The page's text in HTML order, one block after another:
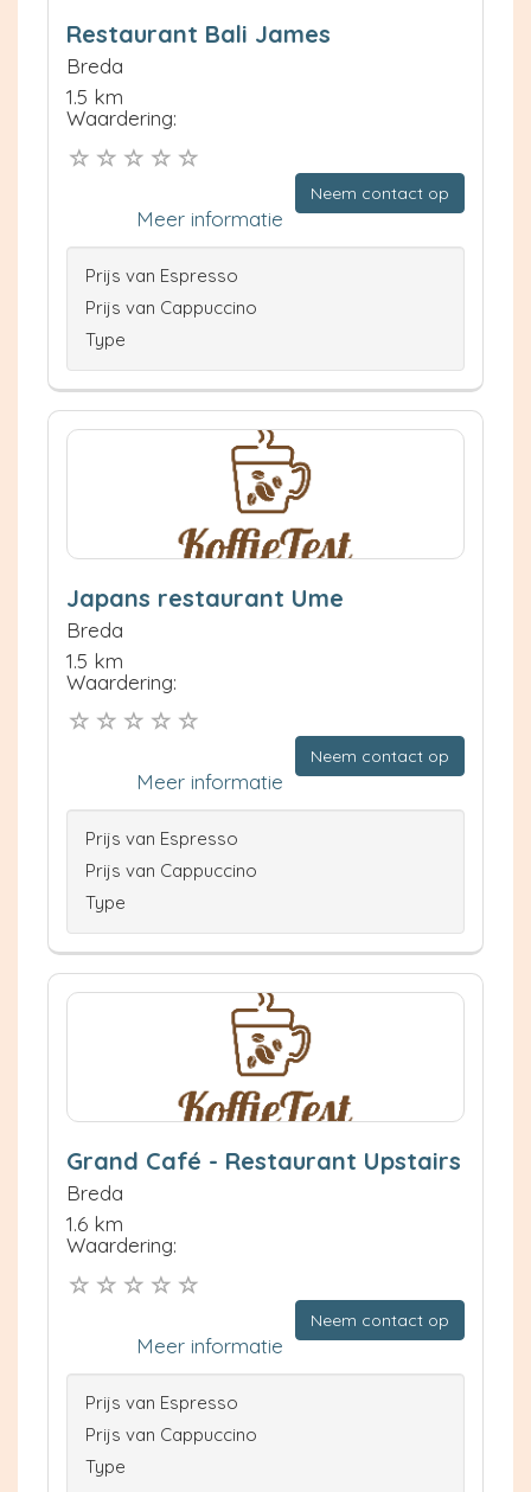
Restaurant Bali James
Breda
1.5 km
Waardering:
Neem contact op
Meer informatie
Prijs van Espresso
Prijs van Cappuccino
Type
Japans restaurant Ume
Breda
1.5 km
Waardering:
Neem contact op
Meer informatie
Prijs van Espresso
Prijs van Cappuccino
Type
Grand Café - Restaurant Upstairs
Breda
1.6 km
Waardering:
Neem contact op
Meer informatie
Prijs van Espresso
Prijs van Cappuccino
Type